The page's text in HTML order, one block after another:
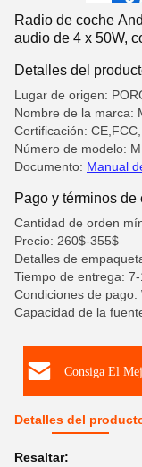
Radio de coche
audio de 4 x 50W,
Detalles del
Lugar de origen:
Nombre de la marca:
Certificación:
Número de modelo:
Documento: Manual
Pago y términos de
Cantidad de orden
Precio: 260$-355$
Detalles de
Tiempo de entrega:
Condiciones de pago:
Capacidad de la
Consiga El
Detalles del
Resaltar: